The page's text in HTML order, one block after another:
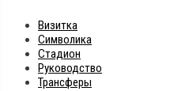
Визитка
Символика
Стадион
Руководство
Трансферы